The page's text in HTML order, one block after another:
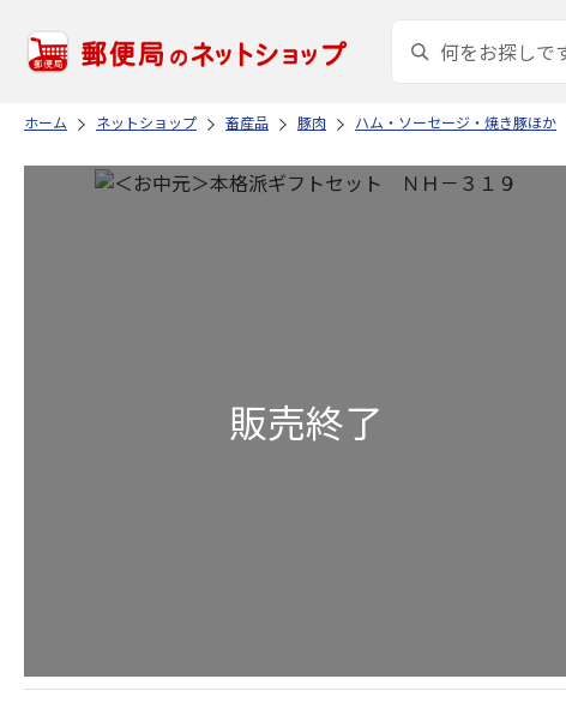
ホーム ネットショップ 畜産品 豚肉 ハム・ソーセージ・焼き豚ほか